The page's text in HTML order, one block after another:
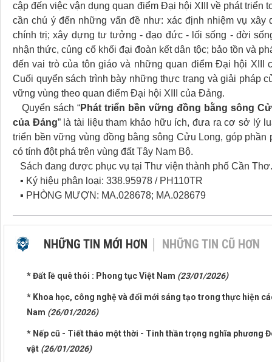
cập đến việc vận dụng quan điểm Đại hội XIII về phát triển
cần chú ý đến những vấn đề như: xác định nhiệm vụ
chính trị; xây dựng tư tưởng - đạo đức - lối sống - đời
nhận thức, củng cố khối đại đoàn kết dân tộc; bảo tồn và
đến vai trò của tôn giáo và những quan điểm Đại hội XIII
Cuối quyển sách trình bày những thực trạng và giải pháp
vững vùng theo quan điểm Đại hội XIII của Đảng.
Quyển sách “Phát triển bền vững đồng bằng sông
của Đảng” là tài liệu tham khảo hữu ích, đưa ra cơ sở lý
triển bền vững vùng đồng bằng sông Cửu Long, góp
có tính đột phá trên vùng đất Tây Nam Bộ.
Sách đang được phục vụ tại Thư viện thành phố Cần
▪ Ký hiệu phân loại: 338.95978 / PH110TR
▪ PHÒNG MƯỢN: MA.028678; MA.028679
NHỮNG TIN MỚI HƠN NHỮNG TIN CŨ HƠN
* Đất lề quê thói : Phong tục Việt Nam (23/01/2026)
* Khoa học, công nghệ và đổi mới sáng tạo trong thực hiện
Nam (26/01/2026)
* Nếp cũ - Tiết tháo một thời - Tinh thần trọng nghĩa phương
vật (26/01/2026)